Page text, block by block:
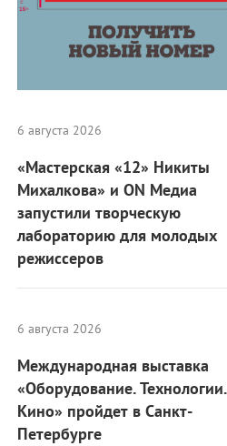
6 августа 2026
«Мастерская «12» Никиты
Михалкова» и ON Медиа
запустили творческую
лабораторию для молодых
режиссеров
6 августа 2026
Международная выставка
«Оборудование. Технологии.
Кино» пройдет в Санкт-
Петербурге